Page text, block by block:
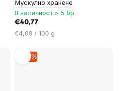
Мускулно хранене
В наличност > 5 бр.
€40,77
Цена
мярка:
€4,08 / 100 g
–10 %